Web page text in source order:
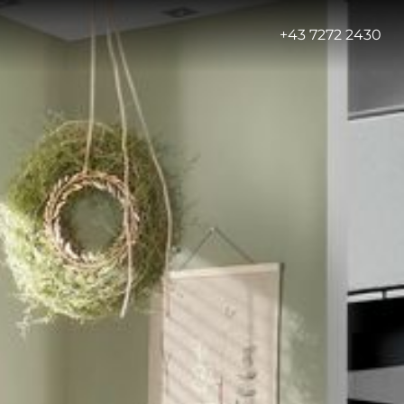
+43 7272 2430